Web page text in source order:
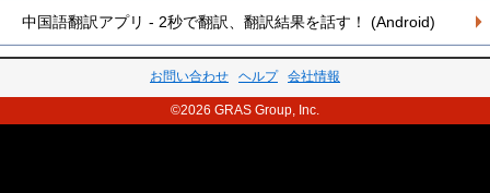
中国語翻訳アプリ - 2秒で翻訳、翻訳結果を話す！ (Android)
お問い合わせ ヘルプ 会社情報
©2026 GRAS Group, Inc.